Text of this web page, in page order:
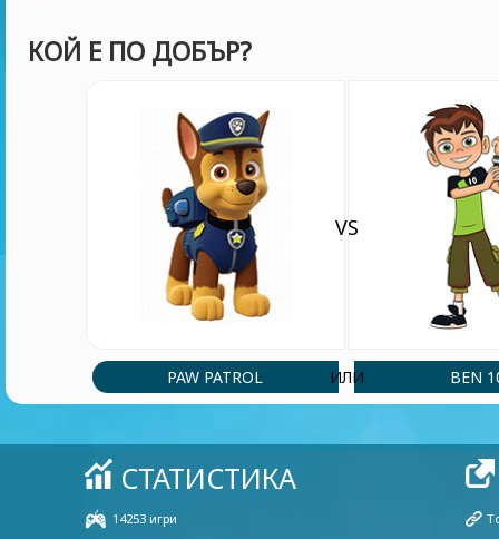
КОЙ Е ПО ДОБЪР?
PAW PATROL
VS
ИЛИ BEN